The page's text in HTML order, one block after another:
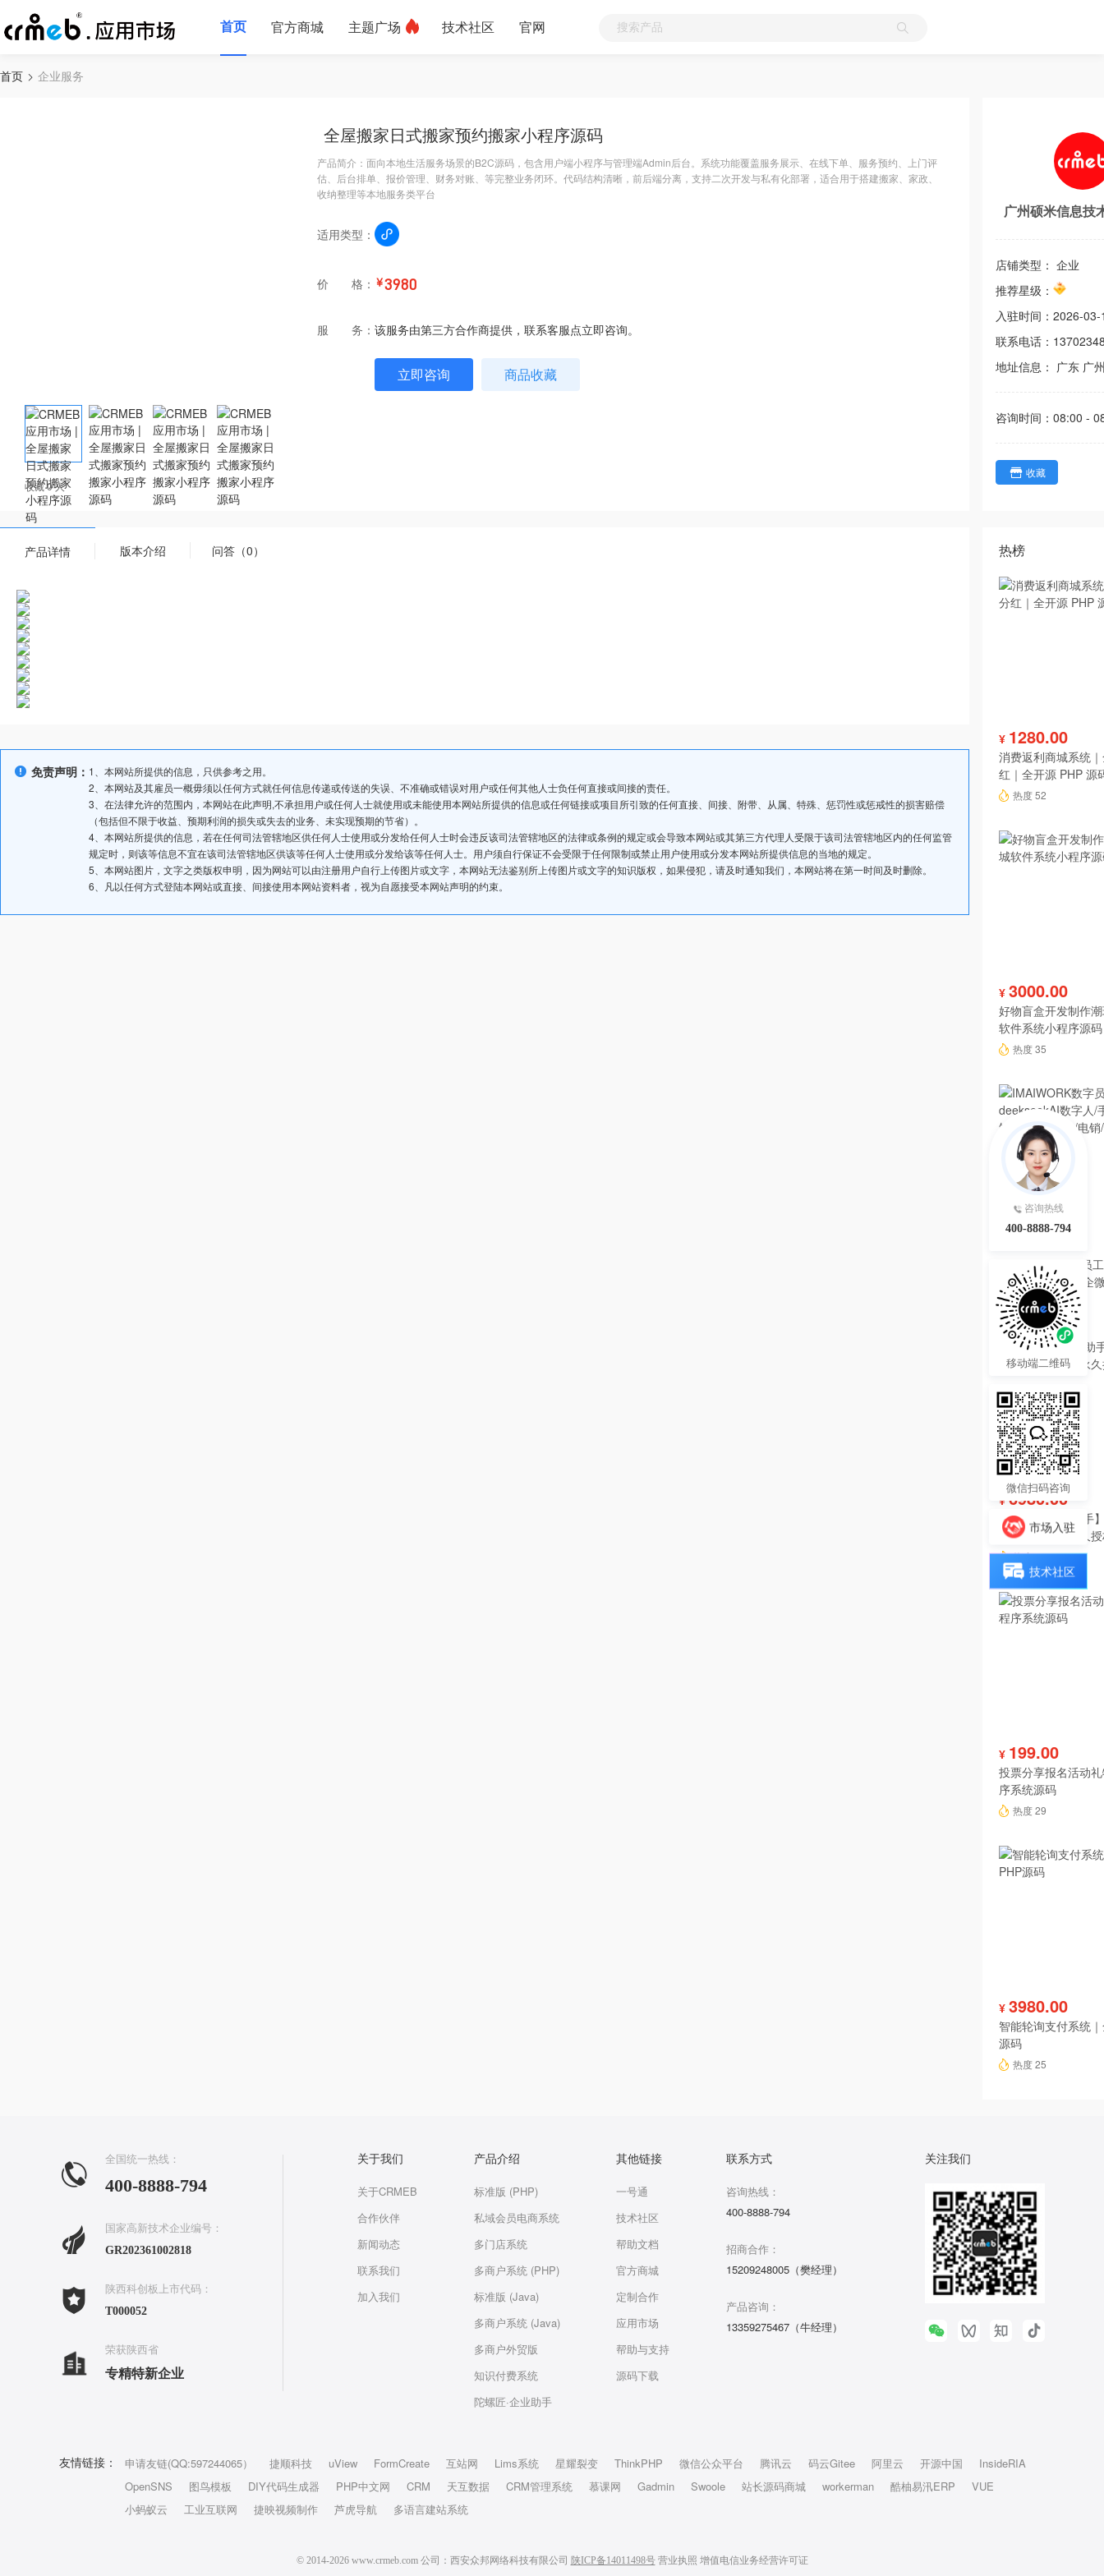
首页 官方商城 主题广场 技术社区 官网
首页 企业服务
收藏 0 人
全屋搬家日式搬家预约搬家小程序源码
产品简介：面向本地生活服务场景的B2C源码，包含用户端小程序与管理端Admin后台。系统功能覆盖服务展示、在线下单、服务预约、上门评
估、后台排单、报价管理、财务对账、等完整业务闭环。代码结构清晰，前后端分离，支持二次开发与私有化部署，适合用于搭建搬家、家政、
收纳整理等本地服务类平台
适用类型：
价 格： ￥3980
服 务： 该服务由第三方合作商提供，联系客服点立即咨询。
立即咨询 商品收藏
广州硕米信息技
店铺类型： 企业
推荐星级：
入驻时间： 2026-03-
联系电话：
地址信息： 广东 广
咨询时间： 08:00 -
收藏
产品详情 版本介绍 问答（0）
免责声明： 1、本网站所提供的信息，只供参考之用。
2、本网站及其雇员一概毋须以任何方式就任何信息传递或传送的失误、不准确或错误对用户或任何其他人士负任何直接或间接的责任。
3、在法律允许的范围内，本网站在此声明,不承担用户或任何人士就使用或未能使用本网站所提供的信息或任何链接或项目所引致的任何直接、间接、附带、从属、特殊、惩罚性或惩戒性的损害赔偿
（包括但不限于收益、预期利润的损失或失去的业务、未实现预期的节省）。
4、本网站所提供的信息，若在任何司法管辖地区供任何人士使用或分发给任何人士时会违反该司法管辖地区的法律或条例的规定或会导致本网站或其第三方代理人受限于该司法管辖地区内的任何监管
规定时，则该等信息不宜在该司法管辖地区供该等任何人士使用或分发给该等任何人士。用户须自行保证不会受限于任何限制或禁止用户使用或分发本网站所提供信息的当地的规定。
5、本网站图片，文字之类版权申明，因为网站可以由注册用户自行上传图片或文字，本网站无法鉴别所上传图片或文字的知识版权，如果侵犯，请及时通知我们，本网站将在第一时间及时删除。
6、凡以任何方式登陆本网站或直接、间接使用本网站资料者，视为自愿接受本网站声明的约束。
热榜
¥ 1280.00
消费返利商城系统
红｜全开源 PHP 源
热度 52
¥ 3000.00
好物盲盒开发制作
软件系统小程序源码
热度 35
IMAIWORK数字员
数字人/手机个微企
陪练/电销/客服/法
热度 32
¥ 6980.00
【陀螺匠·企业助手
理系统独立版永久
热度 30
¥ 199.00
投票分享报名活动
序系统源码
热度 29
¥ 3980.00
智能轮询支付系统
源码
热度 25
咨询热线
400-8888-794
移动端二维码
微信扫码咨询
市场入驻
技术社区
全国统一热线：
400-8888-794
国家高新技术企业编号：
GR202361002818
陕西科创板上市代码：
T000052
荣获陕西省
专精特新企业
关于我们
关于CRMEB
合作伙伴
新闻动态
联系我们
加入我们
产品介绍
标准版 (PHP)
私域会员电商系统
多门店系统
多商户系统 (PHP)
标准版 (Java)
多商户系统 (Java)
多商户外贸版
知识付费系统
陀螺匠·企业助手
其他链接
一号通
技术社区
帮助文档
官方商城
定制合作
应用市场
帮助与支持
源码下载
联系方式
咨询热线：
400-8888-794
招商合作：
15209248005（樊经理）
产品咨询：
13359275467（牛经理）
关注我们
友情链接： 申请友链(QQ:597244065） 捷顺科技 uView FormCreate 互站网 Lims系统 星耀裂变 ThinkPHP 微信公众平台 腾讯云 码云Gitee 阿里云 开源中国
InsideRIA
OpenSNS
图鸟模板 DIY代码生成器 PHP中文网 CRM 天互数据 CRM管理系统 慕课网 Gadmin Swoole 站长源码商城 workerman 酷柚易汛ERP
VUE
小蚂蚁云
工业互联网 捷映视频制作 芦虎导航 多语言建站系统
© 2014-2026 www.crmeb.com 公司：西安众邦网络科技有限公司 陕ICP备14011498号 营业执照 增值电信业务经营许可证